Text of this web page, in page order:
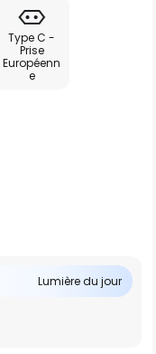
Type C -
Prise
Européenn
e
Lumière du jour